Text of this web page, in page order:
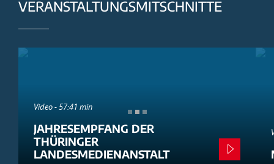
VERANSTALTUNGSMITSCHNITTE
Video - 57:41 min
JAHRESEMPFANG DER
THÜRINGER
LANDESMEDIENANSTALT